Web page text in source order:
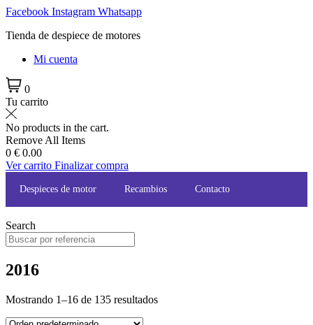
Ir
contenido
Facebook Instagram Whatsapp
Tienda de despiece de motores
Mi cuenta
0
Tu carrito
No products in the cart.
Remove All Items
0 € 0.00
Ver carrito Finalizar compra
Despieces de motor Recambios Contacto
Search
2016
Mostrando 1–16 de 135 resultados